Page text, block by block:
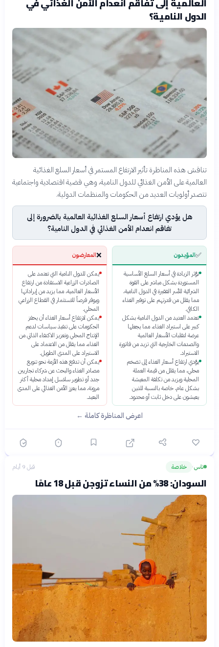
الدول النامية؟
تناقش هذه المناظرة تأثير الارتفاع المستمر في أسعار السلع الغذائية
العالمية على الأمن الغذائي للدول النامية، وهي قضية اقتصادية واجتماعية
تتصدر أولويات العديد من الحكومات والمنظمات الدولية.
هل يؤدي ارتفاع أسعار السلع الغذائية العالمية بالضرورة إلى
تفاقم انعدام الأمن الغذائي في الدول النامية؟
✅المؤيدون
تؤثر الزيادة في أسعار السلع الأساسية
المستوردة بشكل مباشر على القوة
الشرائية للأسر الفقيرة في الدول النامية،
مما يقلل من قدرتهم على توفير الغذاء
الكافي.
تعتمد العديد من الدول النامية بشكل
كبير على استيراد الغذاء، مما يجعلها
عرضة لتقلبات الأسعار العالمية
والصدمات الخارجية التي تزيد من فاتورة
الاستيراد.
يؤدي ارتفاع أسعار الغذاء إلى تضخم
محلي، مما يقلل من قيمة العملة
المحلية ويزيد من تكلفة المعيشة
بشكل عام، خاصة بالنسبة للذين
يعيشون على دخل ثابت أو محدود.
❌المعارضون
يمكن للدول النامية التي تعتمد على
الصادرات الزراعية الاستفادة من ارتفاع
الأسعار العالمية، مما يزيد من إيراداتها
ويوفر فرصاً للاستثمار في القطاع الزراعي
المحلي.
يمكن لارتفاع أسعار الغذاء أن يحفز
الحكومات على تنفيذ سياسات لدعم
الإنتاج المحلي وتعزيز الاكتفاء الذاتي من
الغذاء، مما يقلل من الاعتماد على
الاستيراد على المدى الطويل.
يمكن أن تدفع هذه الأزمة نحو تنويع
مصادر الغذاء والبحث عن شركاء تجاريين
جدد أو تطوير سلاسل إمداد محلية أكثر
مرونة، مما يعزز الأمن الغذائي على المدى
البعيد.
اعرض المناظرة كاملة ←
ناس› خلاصة قبل 9 أيام
السودان: 38% من النساء تزوجن قبل 18 عامًا